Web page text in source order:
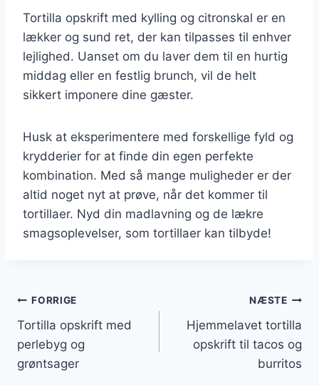
Tortilla opskrift med kylling og citronskal er en
lækker og sund ret, der kan tilpasses til enhver
lejlighed. Uanset om du laver dem til en hurtig
middag eller en festlig brunch, vil de helt
sikkert imponere dine gæster.
Husk at eksperimentere med forskellige fyld og
krydderier for at finde din egen perfekte
kombination. Med så mange muligheder er der
altid noget nyt at prøve, når det kommer til
tortillaer. Nyd din madlavning og de lækre
smagsoplevelser, som tortillaer kan tilbyde!
Indlægsnavigation
FORRIGE
Tortilla opskrift med
perlebyg og
grøntsager
NÆSTE
Hjemmelavet tortilla
opskrift til tacos og
burritos